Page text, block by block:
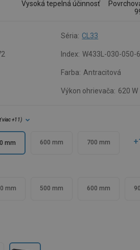
Vysoká tepelná účinnosť
Séria: CL33
Index: W433L-030-050-
Farba: Antracitová
Výkon ohrievača: 620 W
viac+11)
mm 600 mm 700 mm
mm 500 mm 600 mm